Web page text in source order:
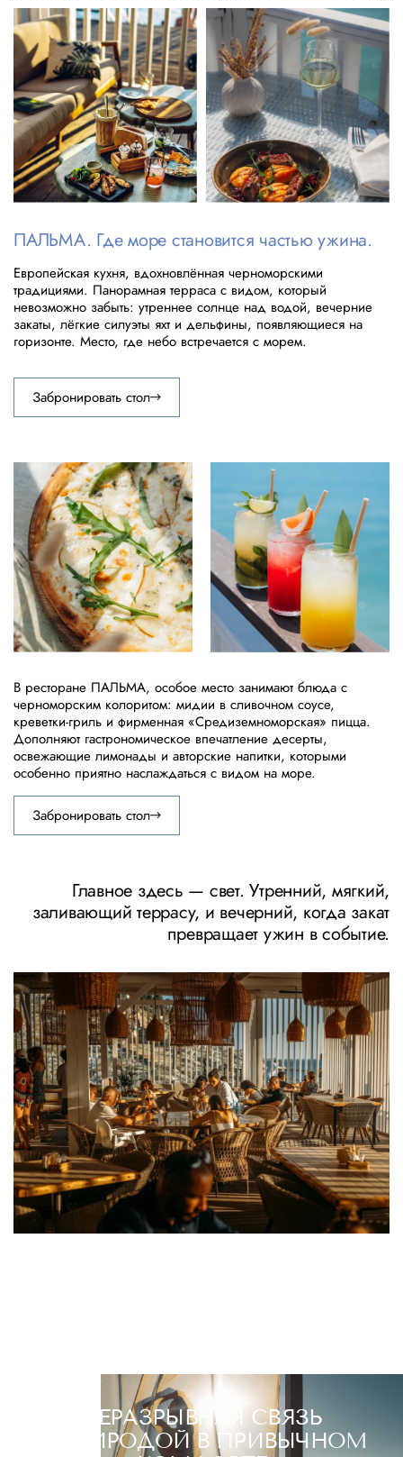
ПАЛЬМА. Где море становится частью ужина.
Европейская кухня, вдохновлённая черноморскими
традициями. Панорамная терраса с видом, который
невозможно забыть: утреннее солнце над водой, вечерние
закаты, лёгкие силуэты яхт и дельфины, появляющиеся на
горизонте. Место, где небо встречается с морем.
Забронировать стол
В ресторане ПАЛЬМА, особое место занимают блюда с
черноморским колоритом: мидии в сливочном соусе,
креветки-гриль и фирменная «Средиземноморская» пицца.
Дополняют гастрономическое впечатление десерты,
освежающие лимонады и авторские напитки, которыми
особенно приятно наслаждаться с видом на море.
Забронировать стол
Главное здесь — свет. Утренний, мягкий,
заливающий террасу, и вечерний, когда закат
превращает ужин в событие.
НЕРАЗРЫВНАЯ СВЯЗЬ
С ПРИРОДОЙ В ПРИВЫЧНОМ